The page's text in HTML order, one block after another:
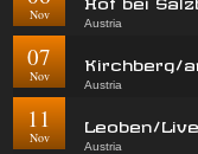
Nov
Austria
07
Nov
Kirchberg/
Austria
11
Nov
Leoben/
Austria